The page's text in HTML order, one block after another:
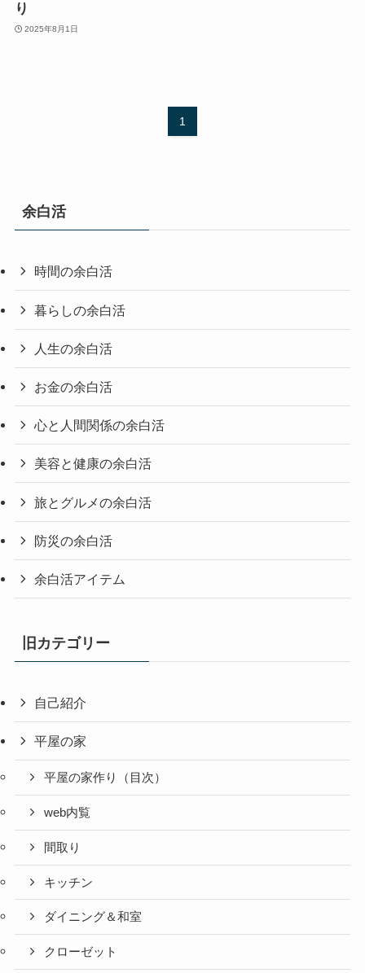
り
2025年8月1日
1
余白活
時間の余白活
暮らしの余白活
人生の余白活
お金の余白活
心と人間関係の余白活
美容と健康の余白活
旅とグルメの余白活
防災の余白活
余白活アイテム
旧カテゴリー
自己紹介
平屋の家
平屋の家作り（目次）
web内覧
間取り
キッチン
ダイニング＆和室
クローゼット